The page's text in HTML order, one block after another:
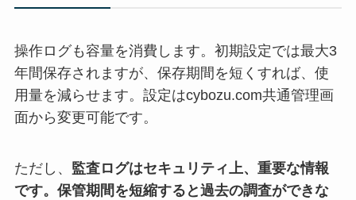
操作ログも容量を消費します。初期設定では最大3
年間保存されますが、保存期間を短くすれば、使
用量を減らせます。設定はcybozu.com共通管理画
面から変更可能です。
ただし、 監査ログはセキュリティ上、重要な情報
です。保管期間を短縮すると過去の調査ができな